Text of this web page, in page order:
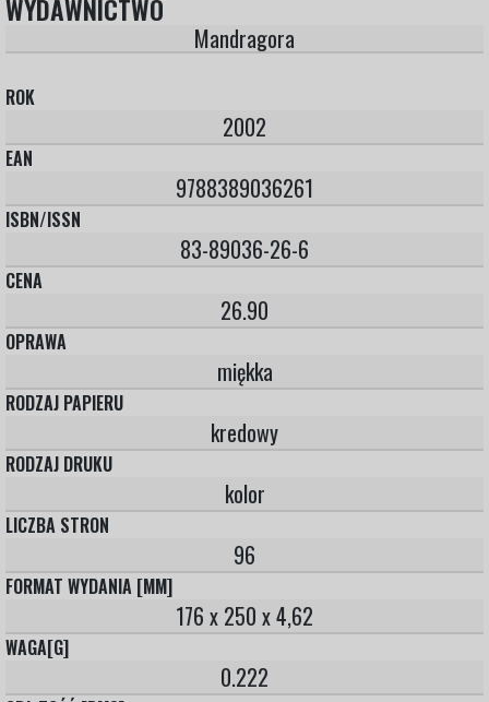
WYDAWNICTWO
Mandragora
ROK
2002
EAN
9788389036261
ISBN/ISSN
83-89036-26-6
CENA
26.90
OPRAWA
miękka
RODZAJ PAPIERU
kredowy
RODZAJ DRUKU
kolor
LICZBA STRON
96
FORMAT WYDANIA [MM]
176 x 250 x 4,62
WAGA[G]
0.222